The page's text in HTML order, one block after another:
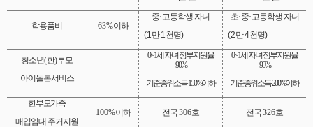
학용품비 63%이하
중·고등학생 자녀
(1만1천명)
초·중·고등학생 자녀
(2만4천명)
청소년(한)부모
아이돌봄서비스
-
0~1세 자녀 정부지원율
90%
기준중위소득150%이하
0~1세 자녀 정부지원율
90%
기준중위소득200%이하
한부모가족
매입임대 주거지원
100%이하 전국306호 전국326호